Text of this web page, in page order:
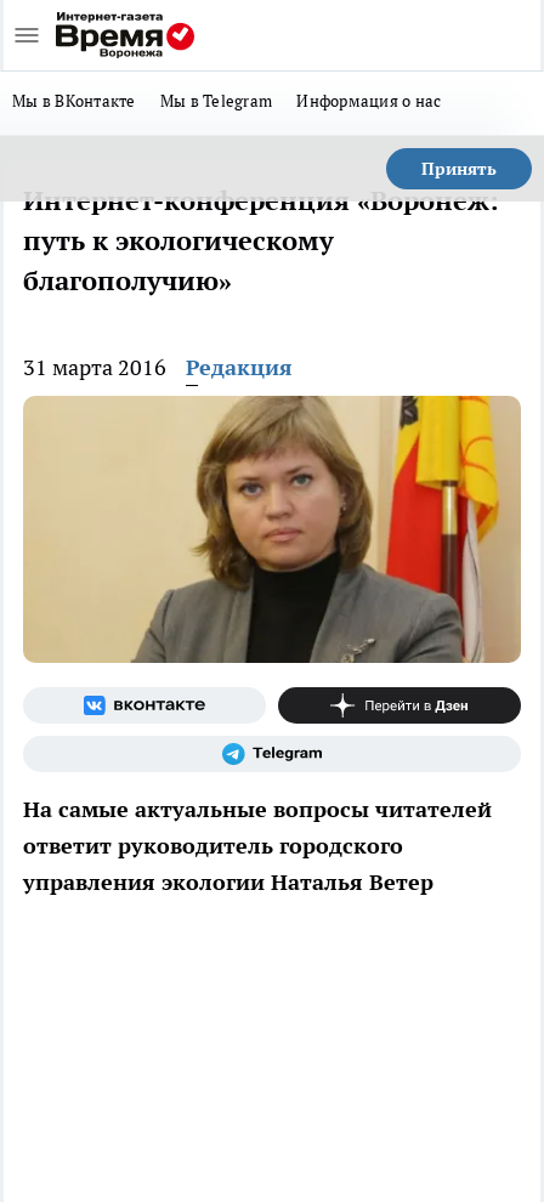
Мы в ВКонтакте Мы в Telegram Информация о нас
Принять
Интернет-конференция «Воронеж:
путь к экологическому
благополучию»
31 марта 2016 Редакция
На самые актуальные вопросы читателей
ответит руководитель городского
управления экологии Наталья Ветер